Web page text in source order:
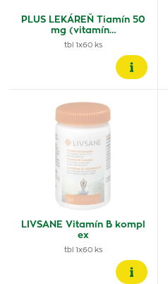
PLUS LEKÁREŇ Tiamín 50
mg (vitamín…
tbl 1x60 ks
LIVSANE Vitamín B kompl
ex
tbl 1x60 ks